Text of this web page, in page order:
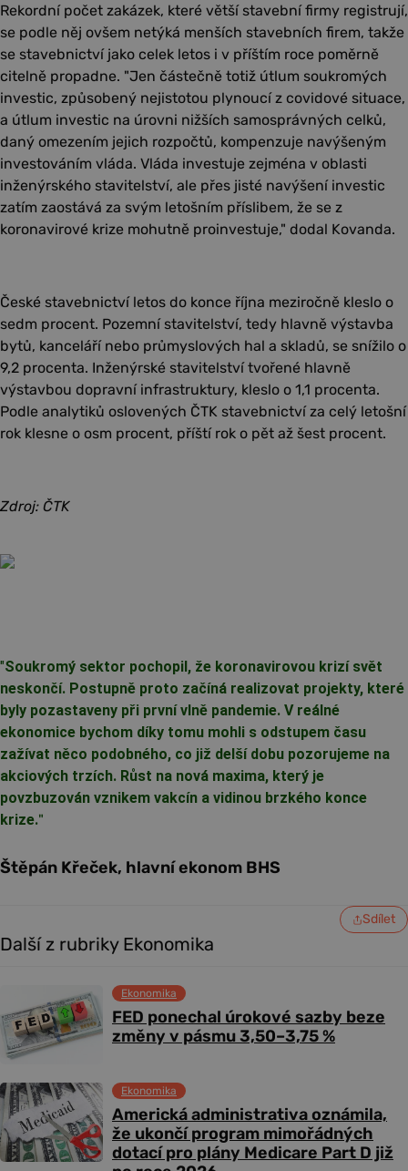
Rekordní počet zakázek, které větší stavební firmy registrují,
se podle něj ovšem netýká menších stavebních firem, takže
se stavebnictví jako celek letos i v příštím roce poměrně
citelně propadne. "Jen částečně totiž útlum soukromých
investic, způsobený nejistotou plynoucí z covidové situace,
a útlum investic na úrovni nižších samosprávných celků,
daný omezením jejich rozpočtů, kompenzuje navýšeným
investováním vláda. Vláda investuje zejména v oblasti
inženýrského stavitelství, ale přes jisté navýšení investic
zatím zaostává za svým letošním příslibem, že se z
koronavirové krize mohutně proinvestuje," dodal Kovanda.
České stavebnictví letos do konce října meziročně kleslo o
sedm procent. Pozemní stavitelství, tedy hlavně výstavba
bytů, kanceláří nebo průmyslových hal a skladů, se snížilo o
9,2 procenta. Inženýrské stavitelství tvořené hlavně
výstavbou dopravní infrastruktury, kleslo o 1,1 procenta.
Podle analytiků oslovených ČTK stavebnictví za celý letošní
rok klesne o osm procent, příští rok o pět až šest procent.
Zdroj: ČTK
"Soukromý sektor pochopil, že koronavirovou krizí svět
neskončí. Postupně proto začíná realizovat projekty, které
byly pozastaveny při první vlně pandemie. V reálné
ekonomice bychom díky tomu mohli s odstupem času
zažívat něco podobného, co již delší dobu pozorujeme na
akciových trzích. Růst na nová maxima, který je
povzbuzován vznikem vakcín a vidinou brzkého konce
krize."
Štěpán Křeček, hlavní ekonom BHS
Sdílet
Další z rubriky Ekonomika
FED ponechal úrokové sazby beze
změny v pásmu 3,50–3,75 %
Ekonomika
Americká administrativa oznámila,
že ukončí program mimořádných
dotací pro plány Medicare Part D již
Ekonomika